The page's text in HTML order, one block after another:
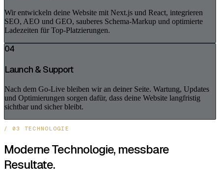
Wir entwickeln deine Website mit Next.js und React, integrieren
SEO, AEO und GEO, sauberes Schema-Markup und optimierte
Ladezeiten für Top-Platzierungen.
04
Launch & Support
Nach dem Go-Live bleiben wir an deiner Seite. Wartung, Updates
und Optimierungen sorgen dafür, dass deine Website langfristig
sichtbar und sicher bleibt.
/ 03 TECHNOLOGIE
Moderne Technologie, messbare
Resultate.